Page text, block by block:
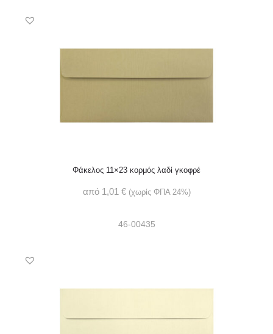
Φάκελος 11×23 κορμός λαδί γκοφρέ
από 1,01 € (χωρίς ΦΠΑ 24%)
46-00435